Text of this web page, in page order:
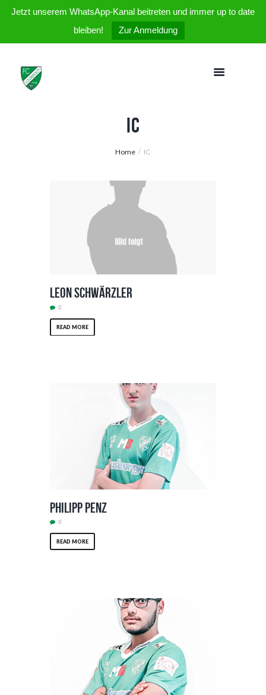
Jetzt unserem WhatsApp-Kanal beitreten und immer up to date
bleiben!
Zur Anmeldung
IC
Home IC
Leon Schwärzler
0
READ MORE
Philipp Penz
0
READ MORE